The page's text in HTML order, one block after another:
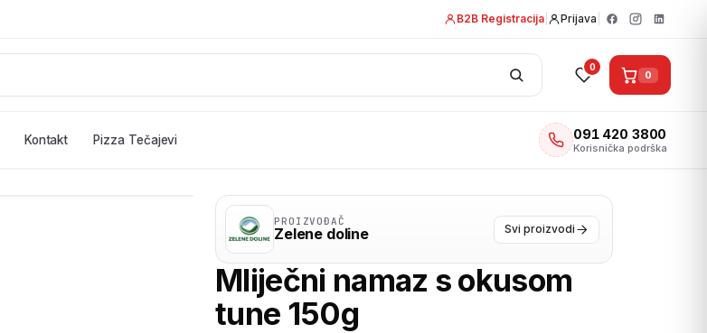
B2B Registracija Prijava
0
0
Kontakt Pizza Tečajevi 091 420 3800
Korisnička podrška
PROIZVOĐAČ
Zelene doline Svi proizvodi
Mliječni namaz s okusom
tune 150g